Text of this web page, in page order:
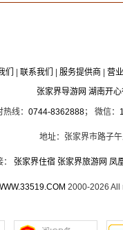
们 联系我们 服务提供商
营
张家界导游网 湖南开
线： 0744-8362888； 微信：
地址：张家界市路子
张家界住宿 张家界旅游网 凤
2000-2026 All